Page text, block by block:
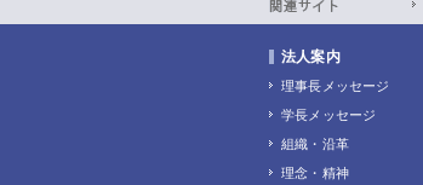
法人案内
理事長メッセージ
学長メッセージ
組織・沿革
理念・精神